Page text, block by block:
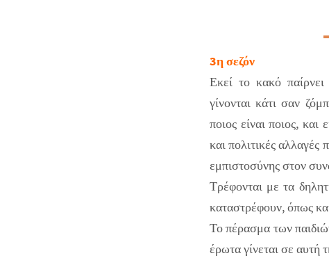
3η σεζόν
Εκεί το κακό
γίνονται κάτι σαν
ποιος είναι ποιος,
και πολιτικές
εμπιστοσύνης στον
Τρέφονται με τα
καταστρέφουν, όπως
Το πέρασμα των
έρωτα γίνεται σε αυτή